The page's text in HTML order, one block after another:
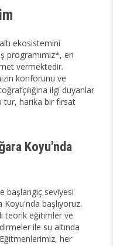
ekosistemini
programımız*, en
vermektedir.
konforunu ve
ilgi duyanlar
tur, harika bir fırsat
Koyu'nda
başlangıç seviyesi
Koyu'nda başlıyoruz.
teorik eğitimler ve
ile su altında
her